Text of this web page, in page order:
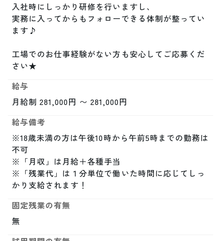
入社時にしっかり研修を行いますし、
実務に入ってからもフォローできる体制が整ってい
ます♪
工場でのお仕事経験がない方も安心してご応募くだ
さい★
給与
月給制 281,000円 〜 281,000円
給与備考
※18歳未満の方は午後10時から午前5時までの勤務は
不可
※「月収」は月給＋各種手当
※「残業代」は１分単位で働いた時間に応じてしっ
かり支給されます！
固定残業の有無
無